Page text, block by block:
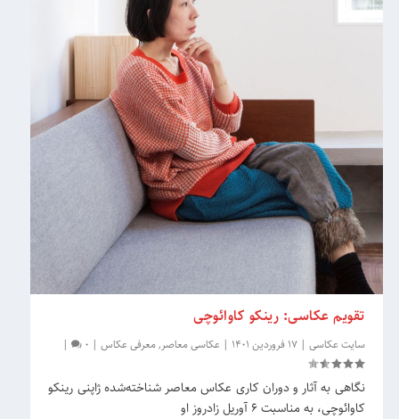
تقویم عکاسی: رینکو کاوائوچی
سایت عکاسی |17 فروردین 1401 |عکاسی معاصر,معرفی عکاس |
0
|
نگاهی به آثار و دوران کاری عکاس معاصر شناخته‌شده ژاپنی رینکو
کاوائوچی، به مناسبت 6 آوریل زادروز او